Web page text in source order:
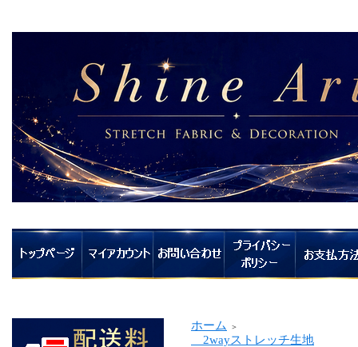
ホーム ＞
2wayストレッチ生地